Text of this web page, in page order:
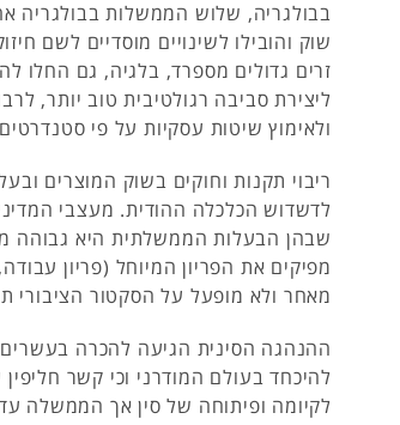
שוק והובילו לשינויים מוסדיים לשם
זרים גדולים מספרד, בלגיה, גם החלו
ליצירת סביבה רגולטיבית טוב יותר,
ולאימוץ שיטות עסקיות על פי
ריבוי תקנות וחוקים בשוק המוצרים
לדשדוש הכלכלה ההודית. מעצבי
שבהן הבעלות הממשלתית היא
מפיקים את הפריון המיוחל (פריון
מאחר ולא מופעל על הסקטור הציבורי
ההנהגה הסינית הגיעה להכרה
להיכחד בעולם המודרני וכי קשר חליפין
לקיומה ופיתוחה של סין אך הממשלה